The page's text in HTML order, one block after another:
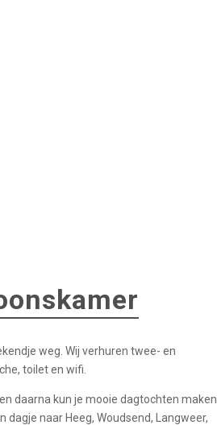
weg. Wij verhuren twee- en
toilet en wifi.
daarna kun je mooie dagtochten maken
dagje naar Heeg, Woudsend, Langweer,